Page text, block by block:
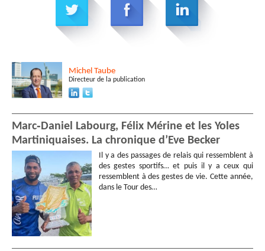
Michel Taube
Directeur de la publication
Marc‑Daniel Labourg, Félix Mérine et les Yoles
Martiniquaises. La chronique d’Eve Becker
Il y a des passages de relais qui ressemblent à
des gestes sportifs… et puis il y a ceux qui
ressemblent à des gestes de vie. Cette année,
dans le Tour des…